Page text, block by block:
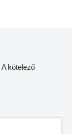
A kötelező